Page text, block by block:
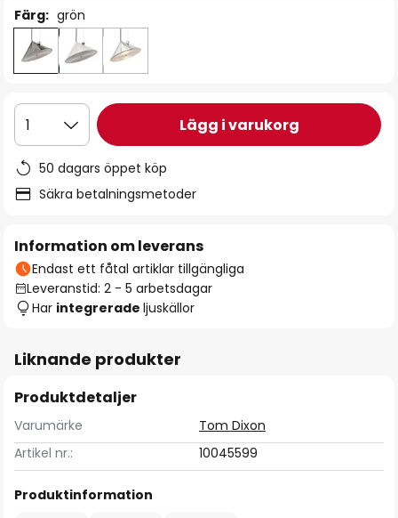
Färg: grön
1 Lägg i varukorg
50 dagars öppet köp
Säkra betalningsmetoder
Information om leverans
Endast ett fåtal artiklar tillgängliga
Leveranstid: 2 - 5 arbetsdagar
Har integrerade ljuskällor
Liknande produkter
Produktdetaljer
Varumärke
Tom Dixon
Artikel nr.:
10045599
Produktinformation